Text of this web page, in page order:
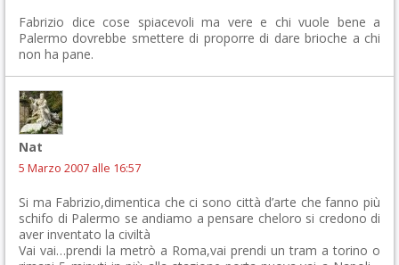
Fabrizio dice cose spiacevoli ma vere e chi vuole bene a
Palermo dovrebbe smettere di proporre di dare brioche a chi
non ha pane.
Nat
5 Marzo 2007 alle 16:57
Si ma Fabrizio,dimentica che ci sono città d’arte che fanno più
schifo di Palermo se andiamo a pensare cheloro si credono di
aver inventato la civiltà
Vai vai…prendi la metrò a Roma,vai prendi un tram a torino o